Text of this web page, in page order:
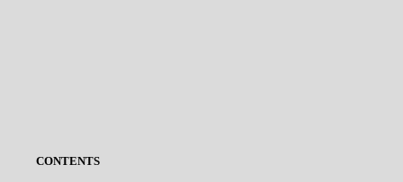
CONTENTS